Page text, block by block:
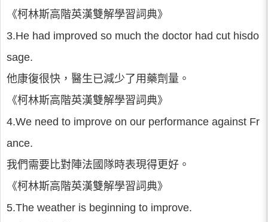
《柯林斯高階英漢雙解學習詞典》
3.He had improved so much the doctor had cut hisdo
sage.
他康復很快，醫生已減少了用藥劑量。
《柯林斯高階英漢雙解學習詞典》
4.We need to improve on our performance against Fr
ance.
我們需要比對陣法國隊時表現得更好。
《柯林斯高階英漢雙解學習詞典》
5.The weather is beginning to improve.